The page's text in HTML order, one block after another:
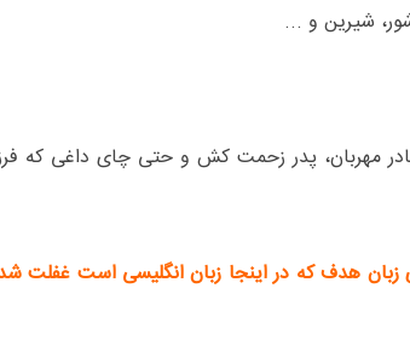
شیرین و ...
مهربان، پدر زحمت کش و حتی چای داغی که
هدف که در اینجا زبان انگلیسی است غفلت